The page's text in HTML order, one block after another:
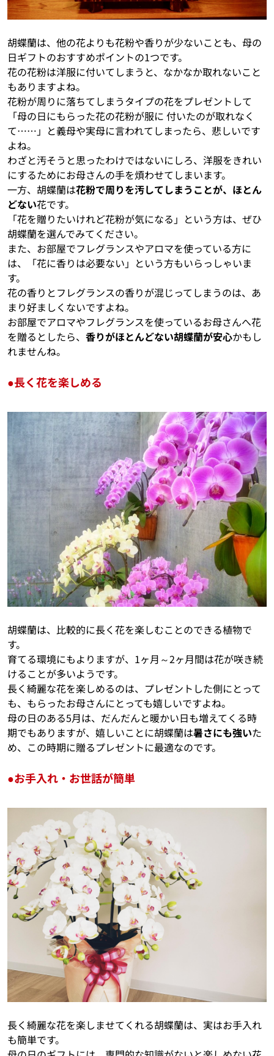
胡蝶蘭は、他の花よりも花粉や香りが少ないことも、母の
日ギフトのおすすめポイントの1つです。
花の花粉は洋服に付いてしまうと、なかなか取れないこと
もありますよね。
花粉が周りに落ちてしまうタイプの花をプレゼントして
「母の日にもらった花の花粉が服に 付いたのが取れなく
て……」と義母や実母に言われてしまったら、悲しいです
よね。
わざと汚そうと思ったわけではないにしろ、洋服をきれい
にするためにお母さんの手を煩わせてしまいます。
一方、胡蝶蘭は花粉で周りを汚してしまうことが、ほとん
どない花です。
「花を贈りたいけれど花粉が気になる」という方は、ぜひ
胡蝶蘭を選んでみてください。
また、お部屋でフレグランスやアロマを使っている方に
は、「花に香りは必要ない」という方もいらっしゃいま
す。
花の香りとフレグランスの香りが混じってしまうのは、あ
まり好ましくないですよね。
お部屋でアロマやフレグランスを使っているお母さんへ花
を贈るとしたら、香りがほとんどない胡蝶蘭が安心かもし
れませんね。
●長く花を楽しめる
胡蝶蘭は、比較的に長く花を楽しむことのできる植物で
す。
育てる環境にもよりますが、1ヶ月～2ヶ月間は花が咲き続
けることが多いようです。
長く綺麗な花を楽しめるのは、プレゼントした側にとって
も、もらったお母さんにとっても嬉しいですよね。
母の日のある5月は、だんだんと暖かい日も増えてくる時
期でもありますが、嬉しいことに胡蝶蘭は暑さにも強いた
め、この時期に贈るプレゼントに最適なのです。
●お手入れ・お世話が簡単
長く綺麗な花を楽しませてくれる胡蝶蘭は、実はお手入れ
も簡単です。